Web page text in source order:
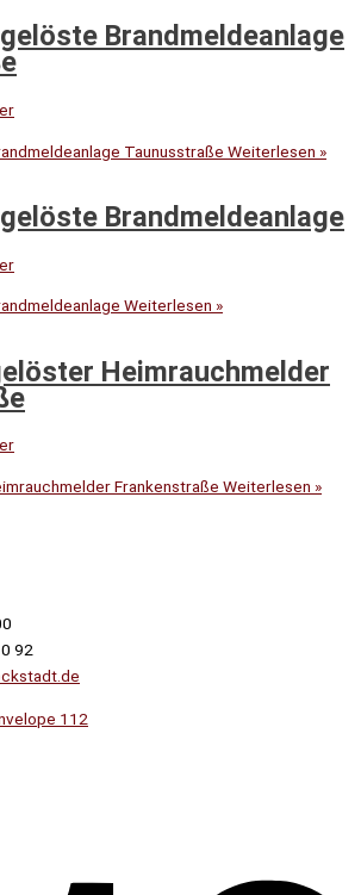
Brandmeldeanlage
Taunusstraße Weiterlesen »
Brandmeldeanlage
Weiterlesen »
Heimrauchmelder
Frankenstraße Weiterlesen »
92
112